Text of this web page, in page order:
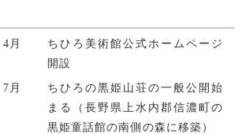
4月
ちひろ美術館公式ホームページ
開設
7月
ちひろの黒姫山荘の一般公開始
まる（長野県上水内郡信濃町の
黒姫童話館の南側の森に移築）